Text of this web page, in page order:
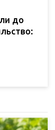
до